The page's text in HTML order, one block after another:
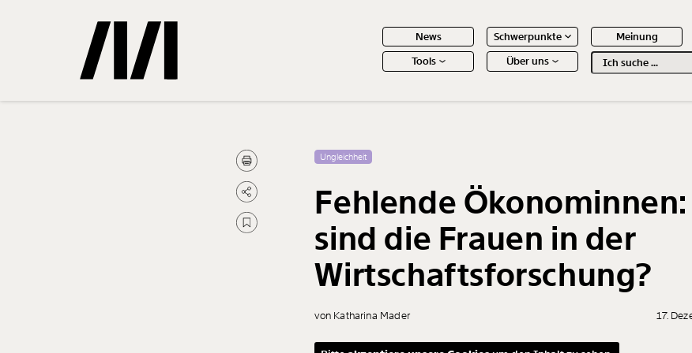
News Schwerpunkte Meinung
Tools
Über uns
Gemerkte Inhalte
Treffer
Ungleichheit
Fehlende Ökonominnen:
sind die Frauen in der
Wirtschaftsforschung?
von Katharina Mader 17.